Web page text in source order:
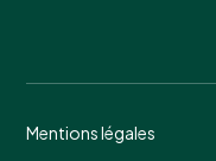
Mentions légales